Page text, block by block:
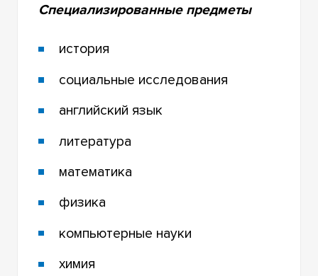
Специализированные предметы
история
социальные исследования
английский язык
литература
математика
физика
компьютерные науки
химия